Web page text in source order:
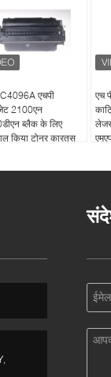
एचपी
2100एन
ब्लैक के लिए
किया टोनर कारतूस
एच